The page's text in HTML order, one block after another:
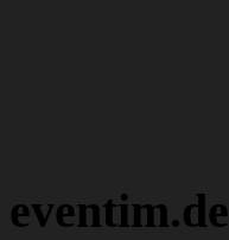
eventim.de